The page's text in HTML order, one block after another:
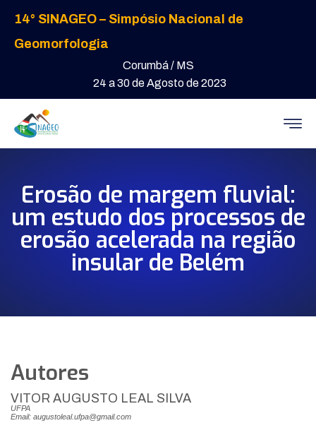
14° SINAGEO – Simpósio Nacional de
Geomorfologia
Corumbá / MS
24 a 30 de Agosto de 2023
Erosão de margem fluvial:
um estudo dos processos de
erosão acelerada na região
insular de Belém
Autores
VITOR AUGUSTO LEAL SILVA
UFPA
Email: augustoleal.ufpa@gmail.com